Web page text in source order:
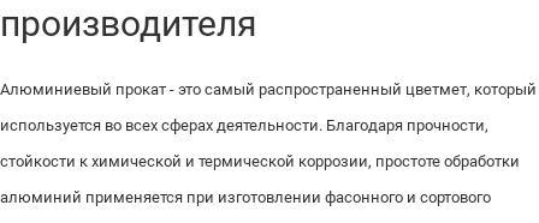
производителя
Алюминиевый прокат - это самый распространенный цветмет, который
используется во всех сферах деятельности. Благодаря прочности,
стойкости к химической и термической коррозии, простоте обработки
алюминий применяется при изготовлении фасонного и сортового